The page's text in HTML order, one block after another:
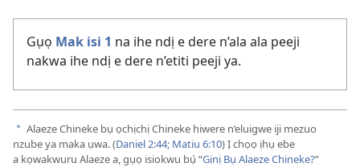
Gụọ Mak isi 1 na ihe ndị e dere n’ala ala peeji
nakwa ihe ndị e dere n’etiti peeji ya.
a Alaeze Chineke bụ ọchịchị Chineke hiwere n’eluigwe iji mezuo
nzube ya maka ụwa. (Daniel 2:44; Matiu 6:10) Ị chọọ ịhụ ebe
a kọwakwuru Alaeze a, gụọ isiokwu bụ́ “Gịnị Bụ Alaeze Chineke?”